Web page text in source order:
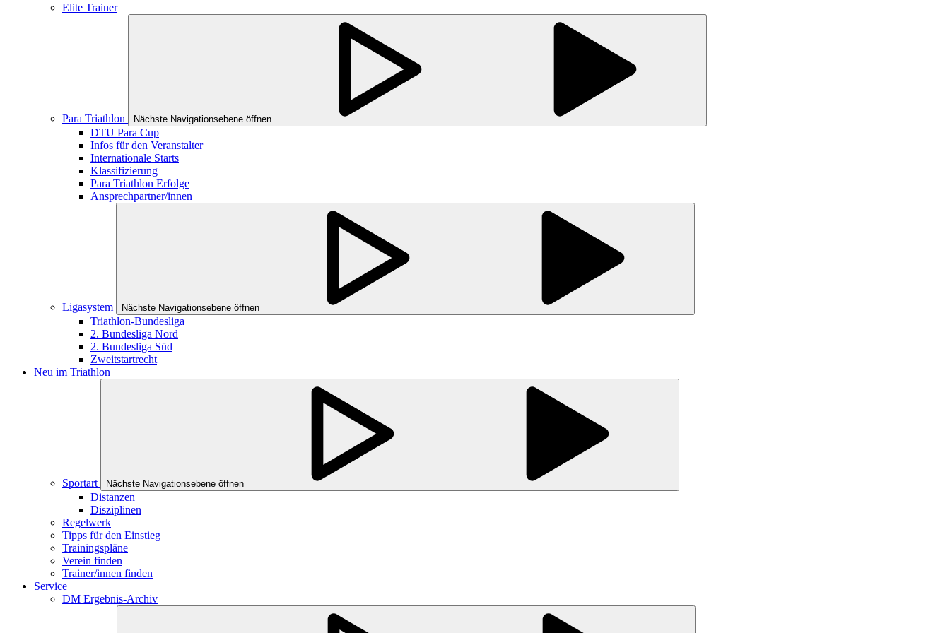
Elite Trainer
Para Triathlon Nächste Navigationsebene öffnen
DTU Para Cup
Infos für den Veranstalter
Internationale Starts
Klassifizierung
Para Triathlon Erfolge
Ansprechpartner/innen
Ligasystem Nächste Navigationsebene öffnen
Triathlon-Bundesliga
2. Bundesliga Nord
2. Bundesliga Süd
Zweitstartrecht
Neu im Triathlon
Sportart Nächste Navigationsebene öffnen
Distanzen
Disziplinen
Regelwerk
Tipps für den Einstieg
Trainingspläne
Verein finden
Trainer/innen finden
Service
DM Ergebnis-Archiv